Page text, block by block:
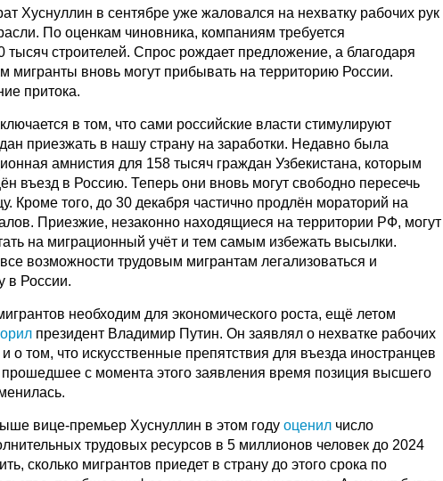
Хуснуллин в сентябре уже жаловался на нехватку рабочих рук
По оценкам чиновника, компаниям требуется
тысяч строителей. Спрос рождает предложение, а благодаря
мигранты вновь могут прибывать на территорию России.
притока.
в том, что сами российские власти стимулируют
приезжать в нашу страну на заработки. Недавно была
амнистия для 158 тысяч граждан Узбекистана, которым
въезд в Россию. Теперь они вновь могут свободно пересечь
Кроме того, до 30 декабря частично продлён мораторий на
Приезжие, незаконно находящиеся на территории РФ, могут
на миграционный учёт и тем самым избежать высылки.
возможности трудовым мигрантам легализоваться и
в России.
необходим для экономического роста, ещё летом
президент Владимир Путин. Он заявлял о нехватке рабочих
о том, что искусственные препятствия для въезда иностранцев
с момента этого заявления время позиция высшего
вице-премьер Хуснуллин в этом годуоценил число
трудовых ресурсов в 5 миллионов человек до 2024
сколько мигрантов приедет в страну до этого срока по